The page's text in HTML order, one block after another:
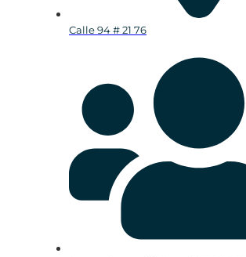
Calle 94 # 21 76